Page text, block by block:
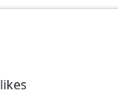
likes